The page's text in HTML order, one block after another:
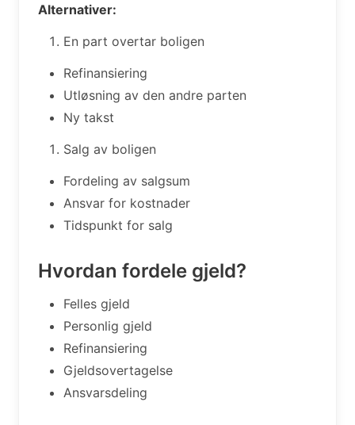
Alternativer:
En part overtar boligen
Refinansiering
Utløsning av den andre parten
Ny takst
Salg av boligen
Fordeling av salgsum
Ansvar for kostnader
Tidspunkt for salg
Hvordan fordele gjeld?
Felles gjeld
Personlig gjeld
Refinansiering
Gjeldsovertagelse
Ansvarsdeling